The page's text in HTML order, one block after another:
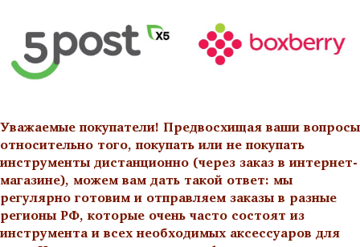
Уважаемые покупатели! Предвосхищая ваши вопросы
относительно того, покупать или не покупать
инструменты дистанционно (через заказ в интернет-
магазине), можем вам дать такой ответ: мы
регулярно готовим и отправляем заказы в разные
регионы РФ, которые очень часто состоят из
инструмента и всех необходимых аксессуаров для